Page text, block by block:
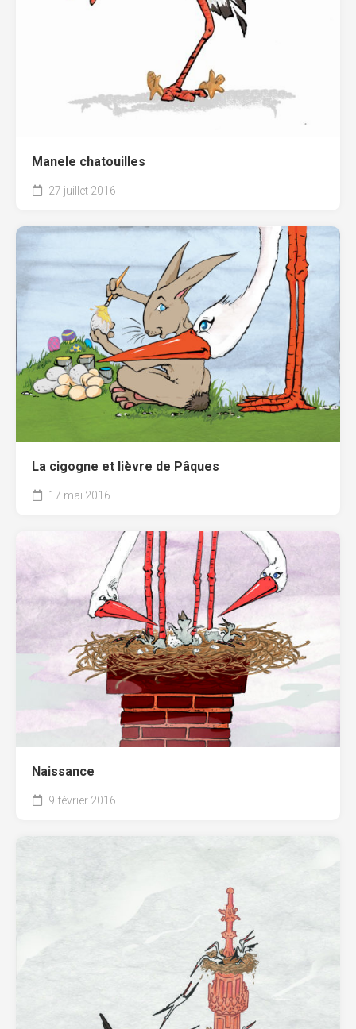
Manele chatouilles
27 juillet 2016
La cigogne et lièvre de Pâques
17 mai 2016
Naissance
9 février 2016